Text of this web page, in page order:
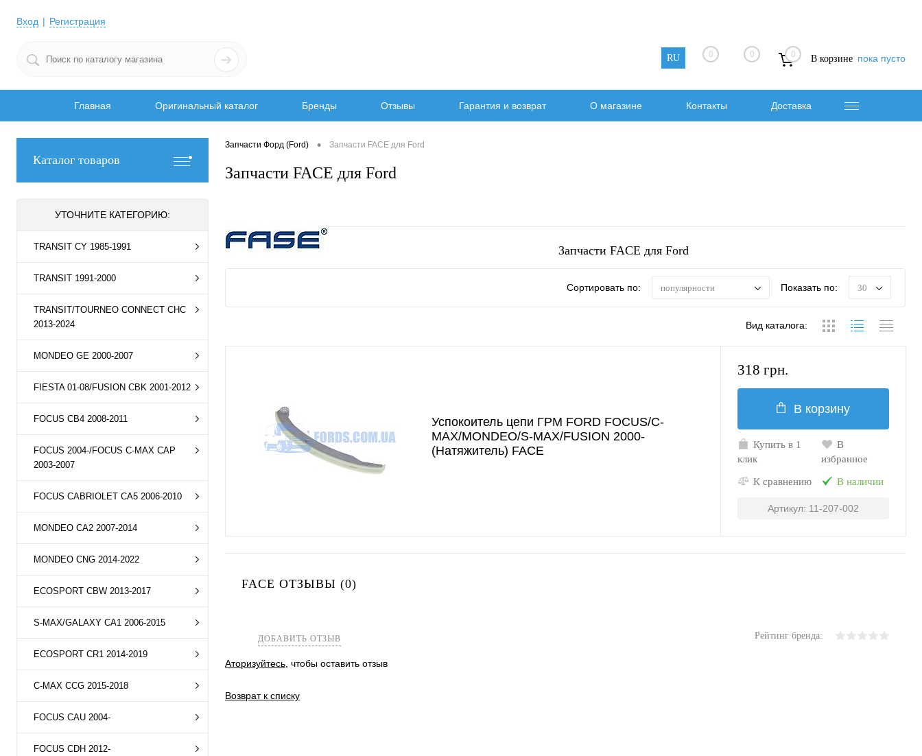
Вход Регистрация
RU 0 0 0 В корзине пока пусто
Главная Оригинальный каталог Бренды Отзывы Гарантия и возврат О магазине Контакты Доставка
Каталог товаров
УТОЧНИТЕ КАТЕГОРИЮ:
TRANSIT CY 1985-1991
TRANSIT 1991-2000
TRANSIT/TOURNEO CONNECT CHC
2013-2024
MONDEO GE 2000-2007
FIESTA 01-08/FUSION CBK 2001-2012
FOCUS CB4 2008-2011
FOCUS 2004-/FOCUS C-MAX CAP
2003-2007
FOCUS CABRIOLET CA5 2006-2010
MONDEO CA2 2007-2014
MONDEO CNG 2014-2022
ECOSPORT CBW 2013-2017
S-MAX/GALAXY CA1 2006-2015
ECOSPORT CR1 2014-2019
C-MAX CCG 2015-2018
FOCUS CAU 2004-
FOCUS CDH 2012-
Запчасти Форд (Ford) • Запчасти FACE для Ford
Запчасти FACE для Ford
Запчасти FACE для Ford
Сортировать по: популярности Показать по: 30
Вид каталога:
Успокоитель цепи ГРМ FORD FOCUS/C-
MAX/MONDEO/S-MAX/FUSION 2000-
(Натяжитель) FACE
318 грн.
В корзину
Купить в 1
клик
В
избранное
К сравнению В наличии
Артикул: 11-207-002
FACE ОТЗЫВЫ (0)
ДОБАВИТЬ ОТЗЫВ Рейтинг бренда:
Аторизуйтесь, чтобы оставить отзыв
Возврат к списку